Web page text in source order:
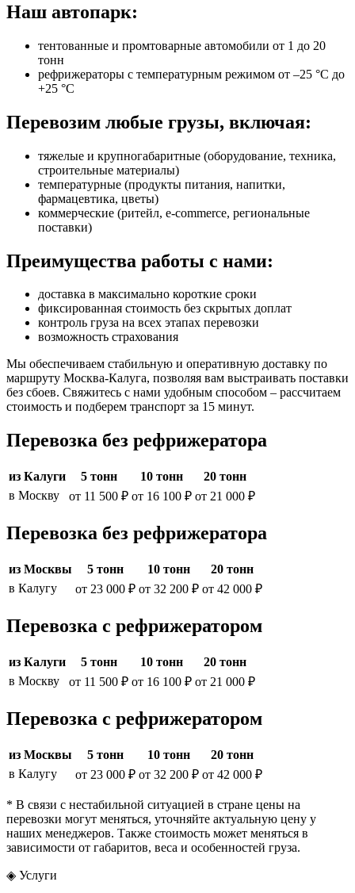
Наш автопарк:
тентованные и промтоварные автомобили от 1 до 20
тонн
рефрижераторы с температурным режимом от –25 °C до
+25 °C
Перевозим любые грузы, включая:
тяжелые и крупногабаритные (оборудование, техника,
строительные материалы)
температурные (продукты питания, напитки,
фармацевтика, цветы)
коммерческие (ритейл, e-commerce, региональные
поставки)
Преимущества работы с нами:
доставка в максимально короткие сроки
фиксированная стоимость без скрытых доплат
контроль груза на всех этапах перевозки
возможность страхования
Мы обеспечиваем стабильную и оперативную доставку по
маршруту Москва-Калуга, позволяя вам выстраивать поставки
без сбоев. Свяжитесь с нами удобным способом – рассчитаем
стоимость и подберем транспорт за 15 минут.
Перевозка без рефрижератора
из Калуги 5 тонн 10 тонн
20 тонн
в Москву
от 11 500 ₽ от 16 100 ₽ от 21 000 ₽
Перевозка без рефрижератора
из Москвы 5 тонн 10 тонн
20 тонн
в Калугу
от 23 000 ₽ от 32 200 ₽ от 42 000 ₽
Перевозка с рефрижератором
из Калуги 5 тонн 10 тонн
20 тонн
в Москву
от 11 500 ₽ от 16 100 ₽ от 21 000 ₽
Перевозка с рефрижератором
из Москвы 5 тонн 10 тонн
20 тонн
в Калугу
от 23 000 ₽ от 32 200 ₽ от 42 000 ₽
* В связи с нестабильной ситуацией в стране цены на
перевозки могут меняться, уточняйте актуальную цену у
наших менеджеров. Также стоимость может меняться в
зависимости от габаритов, веса и особенностей груза.
◈ Услуги